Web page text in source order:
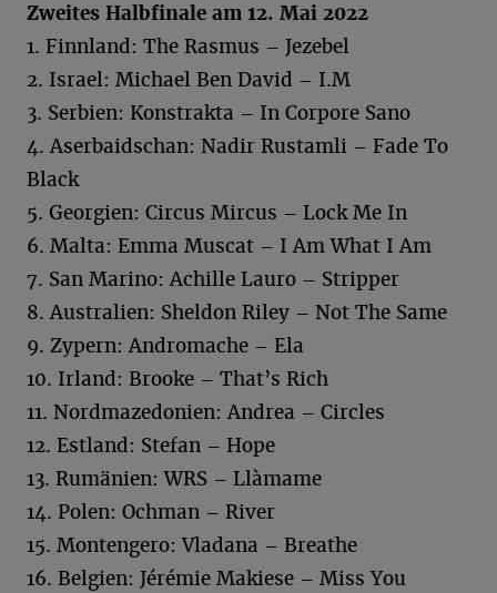
Zweites Halbfinale am 12. Mai 2022
1. Finnland: The Rasmus – Jezebel
2. Israel: Michael Ben David – I.M
3. Serbien: Konstrakta – In Corpore Sano
4. Aserbaidschan: Nadir Rustamli – Fade To
Black
5. Georgien: Circus Mircus – Lock Me In
6. Malta: Emma Muscat – I Am What I Am
7. San Marino: Achille Lauro – Stripper
8. Australien: Sheldon Riley – Not The Same
9. Zypern: Andromache – Ela
10. Irland: Brooke – That’s Rich
11. Nordmazedonien: Andrea – Circles
12. Estland: Stefan – Hope
13. Rumänien: WRS – Llàmame
14. Polen: Ochman – River
15. Montengero: Vladana – Breathe
16. Belgien: Jérémie Makiese – Miss You